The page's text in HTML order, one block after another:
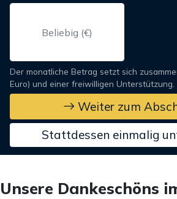
Der monatliche Betrag setzt sich
Euro) und einer freiwilligen Unterstützung.
Weiter zum
Stattdessen einmalig
Unsere Dankeschöns